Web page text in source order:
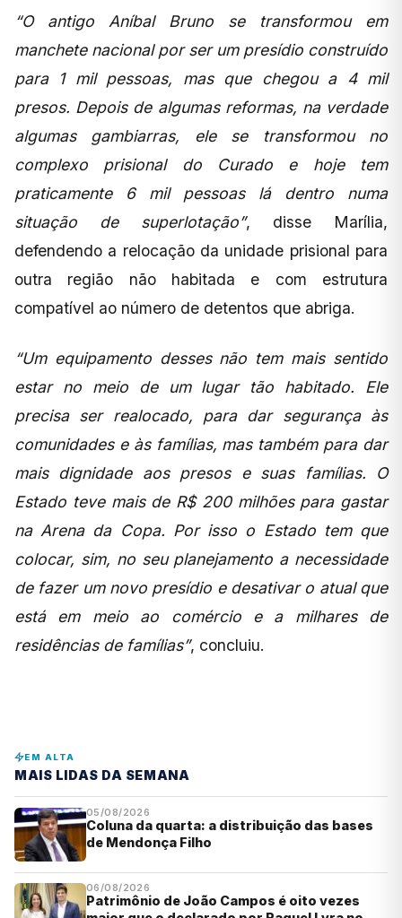
“O antigo Aníbal Bruno se transformou em
manchete nacional por ser um presídio construído
para 1 mil pessoas, mas que chegou a 4 mil
presos. Depois de algumas reformas, na verdade
algumas gambiarras, ele se transformou no
complexo prisional do Curado e hoje tem
praticamente 6 mil pessoas lá dentro numa
situação de superlotação”, disse Marília,
defendendo a relocação da unidade prisional para
outra região não habitada e com estrutura
compatível ao número de detentos que abriga.
“Um equipamento desses não tem mais sentido
estar no meio de um lugar tão habitado. Ele
precisa ser realocado, para dar segurança às
comunidades e às famílias, mas também para dar
mais dignidade aos presos e suas famílias. O
Estado teve mais de R$ 200 milhões para gastar
na Arena da Copa. Por isso o Estado tem que
colocar, sim, no seu planejamento a necessidade
de fazer um novo presídio e desativar o atual que
está em meio ao comércio e a milhares de
residências de famílias”, concluiu.
EM ALTA
MAIS LIDAS DA SEMANA
05/08/2026
Coluna da quarta: a distribuição das bases
de Mendonça Filho
06/08/2026
Patrimônio de João Campos é oito vezes